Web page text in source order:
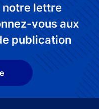
lettre
vous aux
publication